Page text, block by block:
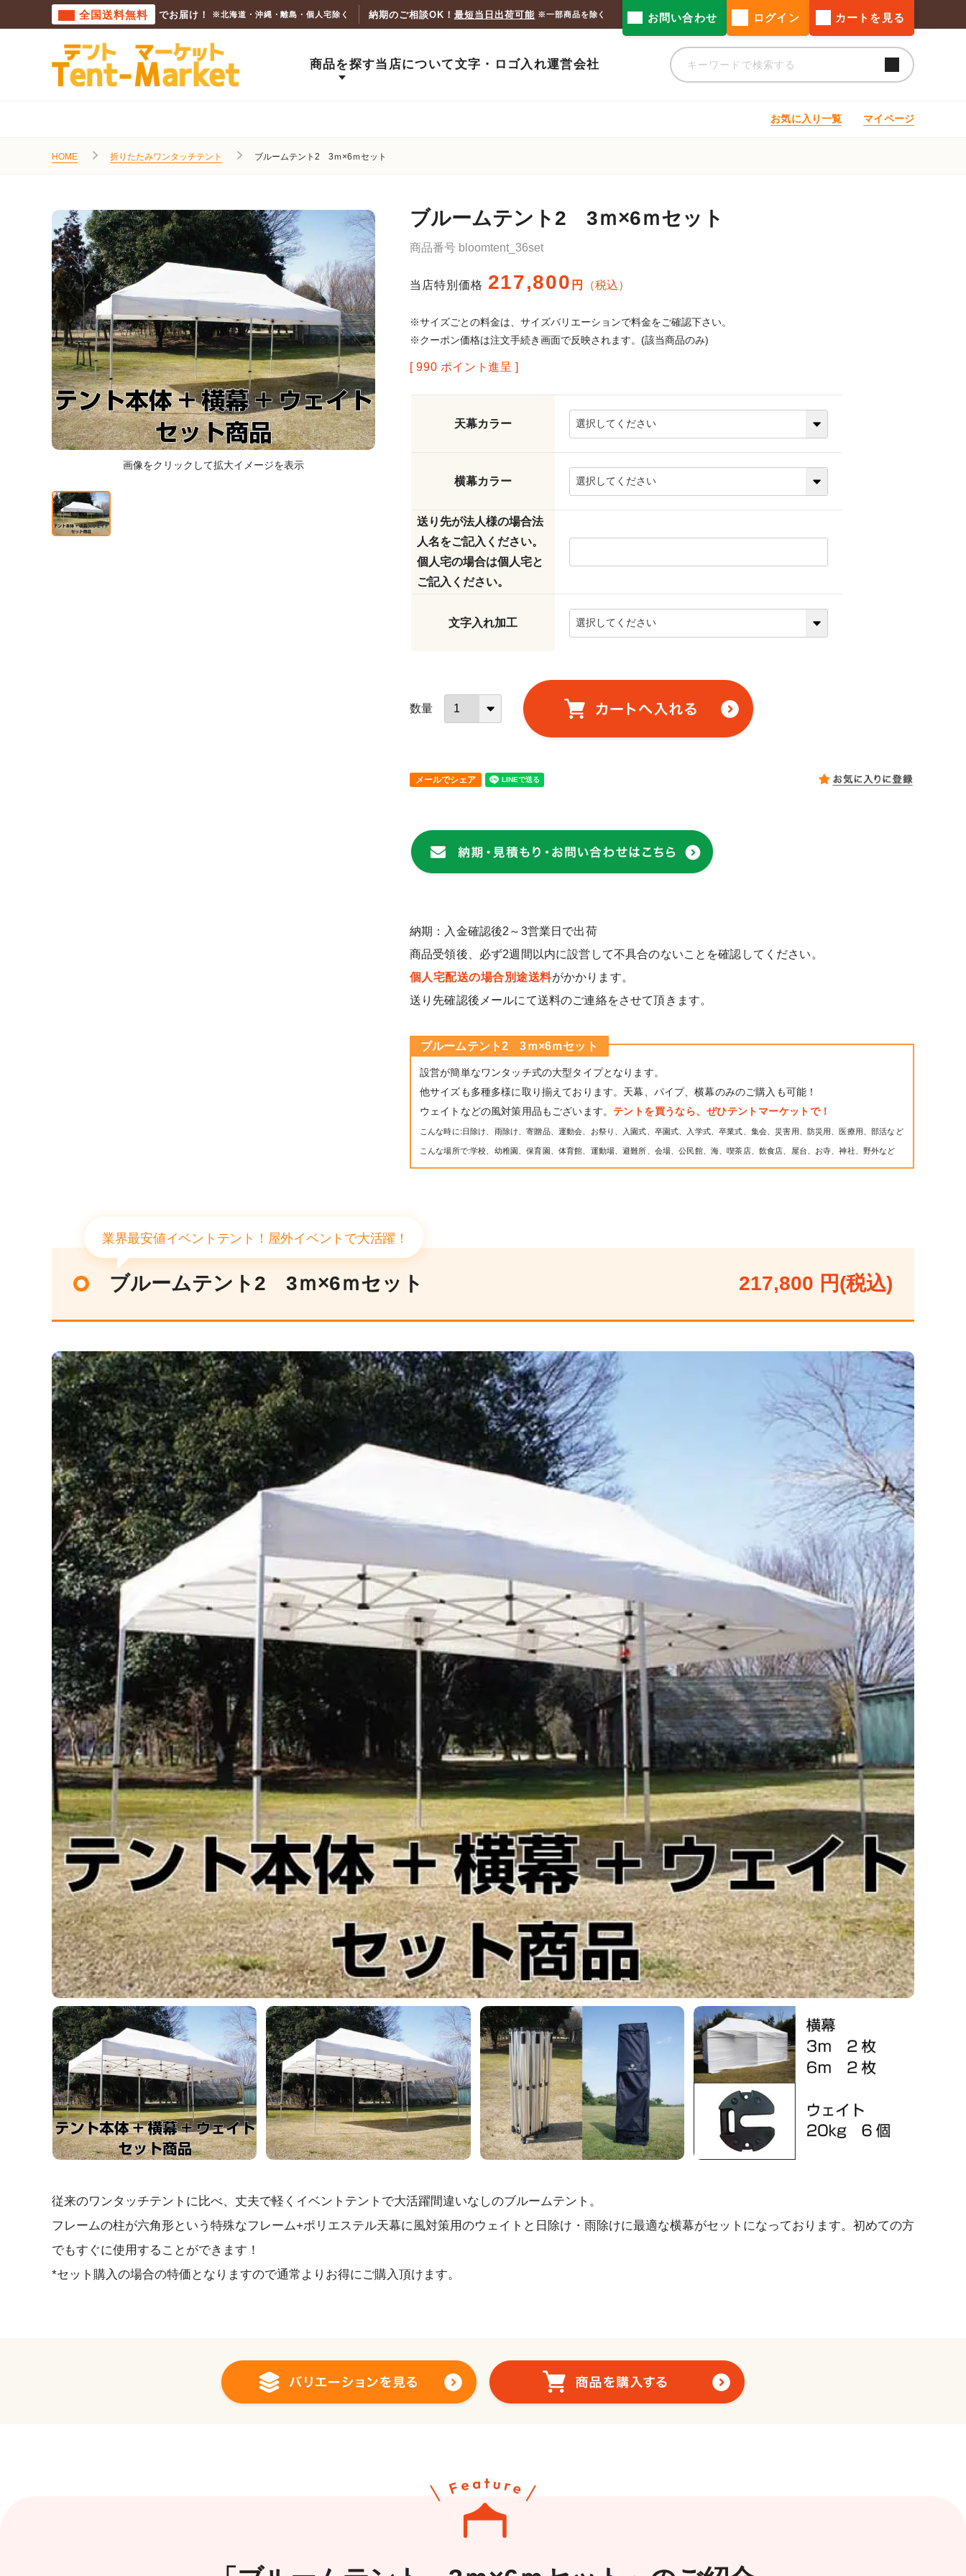
全国送料無料 でお届け！ ※北海道・沖縄・離島・個人宅除く 納期のご相談OK！ 最短当日出荷可能 ※一部商品を除く お問い合わせ ログイン カートを見る
商品を探す当店について文字・ロゴ入れ運営会社
お気に入り一覧 マイページ
HOME 折りたたみワンタッチテント ブルームテント2 3ｍ×6ｍセット
ブルームテント2 3ｍ×6ｍセット
商品番号 bloomtent_36set
当店特別価格 217,800 税込
※サイズごとの料金は、サイズバリエーションで料金をご確認下さい。
※クーポン価格は注文手続き画面で反映されます。(該当商品のみ)
[ 990 ポイント進呈 ]
天幕カラー
横幕カラー
送り先が法人様の場合法
人名をご記入ください。
個人宅の場合は個人宅と
ご記入ください。
文字入れ加工
メールでシェア
納期：入金確認後2～3営業日で出荷
商品受領後、必ず2週間以内に設営して不具合のないことを確認してください。
個人宅配送の場合別途送料がかかります。
送り先確認後メールにて送料のご連絡をさせて頂きます。
ブルームテント2 3ｍ×6ｍセット
設営が簡単なワンタッチ式の大型タイプとなります。
他サイズも多種多様に取り揃えております。天幕、パイプ、横幕のみのご購入も可能！
ウェイトなどの風対策用品もございます。 テントを買うなら、ぜひテントマーケットで！
こんな時に:日除け、雨除け、寄贈品、運動会、お祭り、入園式、卒園式、入学式、卒業式、集会、災害用、防災用、医療用、部活など
こんな場所で:学校、幼稚園、保育園、体育館、運動場、避難所、会場、公民館、海、喫茶店、飲食店、屋台、お寺、神社、野外など
業界最安値イベントテント！屋外イベントで大活躍！
ブルームテント2 3ｍ×6ｍセット 217,800 円(税込)
従来のワンタッチテントに比べ、丈夫で軽くイベントテントで大活躍間違いなしのブルームテント。
フレームの柱が六角形という特殊なフレーム+ポリエステル天幕に風対策用のウェイトと日除け・雨除けに最適な横幕がセットになっております。初めての方
でもすぐに使用することができます！
*セット購入の場合の特価となりますので通常よりお得にご購入頂けます。